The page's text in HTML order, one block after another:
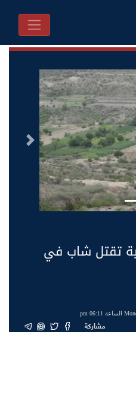
التالى
تقتل شاب في
مشاركة